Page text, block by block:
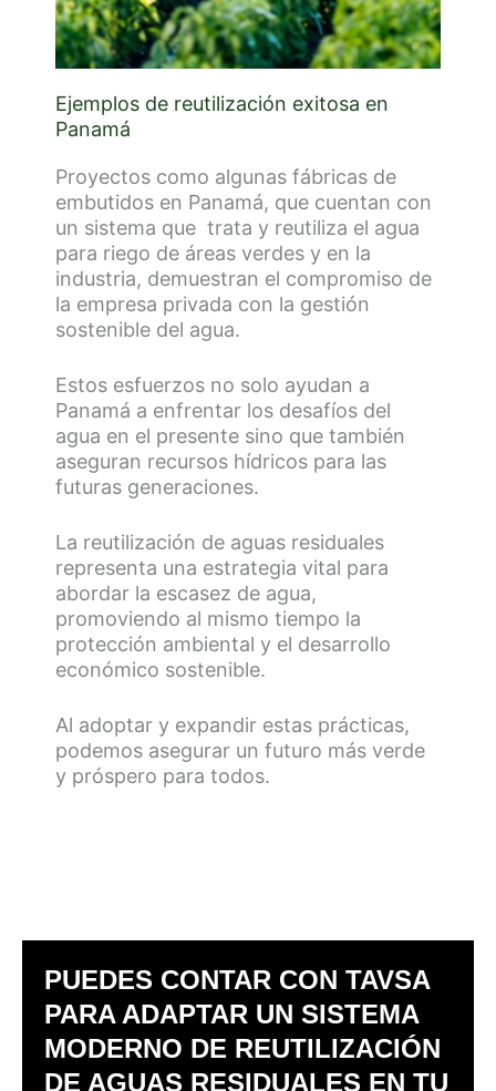
Ejemplos de reutilización exitosa en
Panamá
Proyectos como algunas fábricas de
embutidos en Panamá, que cuentan con
un sistema que trata y reutiliza el agua
para riego de áreas verdes y en la
industria, demuestran el compromiso de
la empresa privada con la gestión
sostenible del agua.
Estos esfuerzos no solo ayudan a
Panamá a enfrentar los desafíos del
agua en el presente sino que también
aseguran recursos hídricos para las
futuras generaciones.
La reutilización de aguas residuales
representa una estrategia vital para
abordar la escasez de agua,
promoviendo al mismo tiempo la
protección ambiental y el desarrollo
económico sostenible.
Al adoptar y expandir estas prácticas,
podemos asegurar un futuro más verde
y próspero para todos.
PUEDES CONTAR CON TAVSA
PARA ADAPTAR UN SISTEMA
MODERNO DE REUTILIZACIÓN
DE AGUAS RESIDUALES EN TU